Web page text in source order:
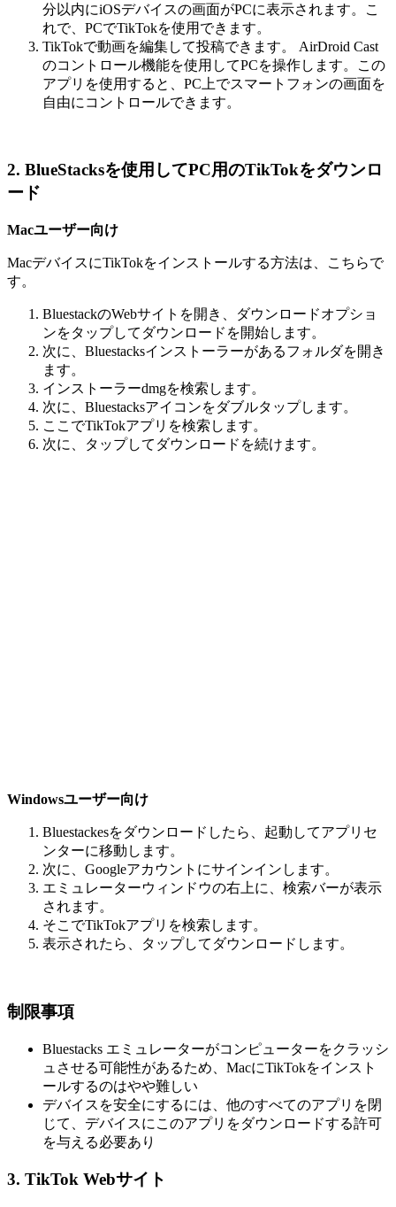
分以内にiOSデバイスの画面がPCに表示されます。こ
れで、PCでTikTokを使用できます。
TikTokで動画を編集して投稿できます。 AirDroid Cast
のコントロール機能を使用してPCを操作します。この
アプリを使用すると、PC上でスマートフォンの画面を
自由にコントロールできます。
2. BlueStacksを使用してPC用のTikTokをダウンロ
ード
Macユーザー向け
MacデバイスにTikTokをインストールする方法は、こちらで
す。
BluestackのWebサイトを開き、ダウンロードオプショ
ンをタップしてダウンロードを開始します。
次に、Bluestacksインストーラーがあるフォルダを開き
ます。
インストーラーdmgを検索します。
次に、Bluestacksアイコンをダブルタップします。
ここでTikTokアプリを検索します。
次に、タップしてダウンロードを続けます。
Windowsユーザー向け
Bluestackesをダウンロードしたら、起動してアプリセ
ンターに移動します。
次に、Googleアカウントにサインインします。
エミュレーターウィンドウの右上に、検索バーが表示
されます。
そこでTikTokアプリを検索します。
表示されたら、タップしてダウンロードします。
制限事項
Bluestacks エミュレーターがコンピューターをクラッシ
ュさせる可能性があるため、MacにTikTokをインスト
ールするのはやや難しい
デバイスを安全にするには、他のすべてのアプリを閉
じて、デバイスにこのアプリをダウンロードする許可
を与える必要あり
3. TikTok Webサイト